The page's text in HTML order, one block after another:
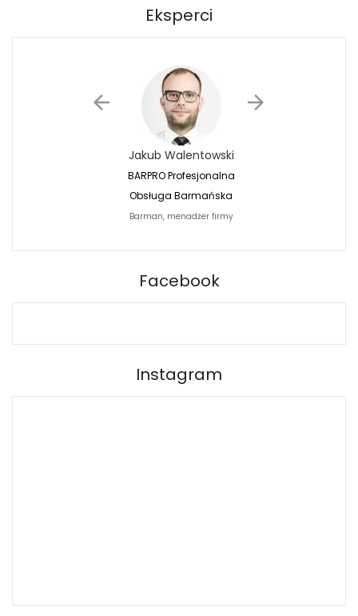
Eksperci
Jakub Walentowski
BARPRO Profesjonalna
Obsługa Barmańska
Barman, menadżer firmy
Facebook
Instagram